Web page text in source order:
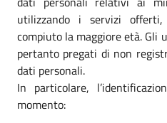
utilizzando i servizi
compiuto la maggiore età.
pertanto pregati di non
dati personali.
In particolare,
momento: